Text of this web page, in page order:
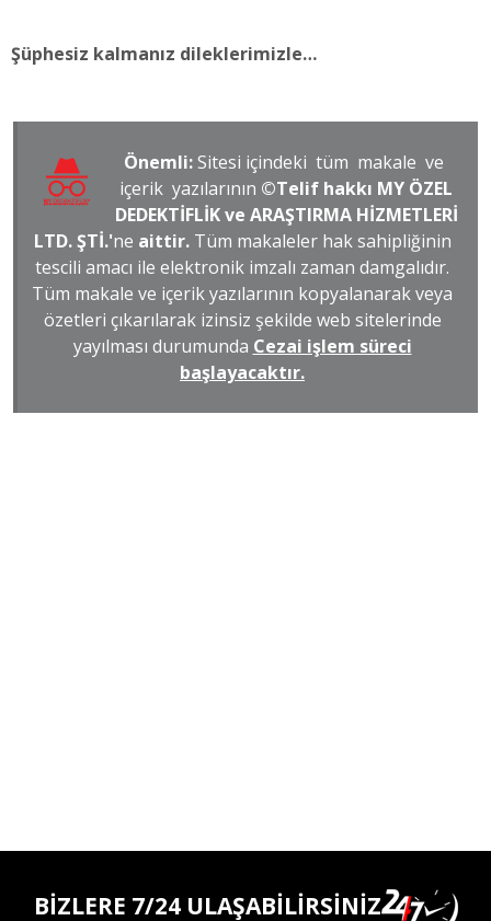
Şüphesiz kalmanız dileklerimizle…
Önemli:Sitesi içindeki tüm makale ve
içerik yazılarının ©Telif hakkı MY ÖZEL
DEDEKTİFLİK ve ARAŞTIRMA HİZMETLERİ
LTD. ŞTİ.'ne aittir. Tüm makaleler hak sahipliğinin
tescili amacı ile elektronik imzalı zaman damgalıdır.
Tüm makale ve içerik yazılarının kopyalanarak veya
özetleri çıkarılarak izinsiz şekilde web sitelerinde
yayılması durumunda Cezai işlem süreci
başlayacaktır.
BİZLERE 7/24 ULAŞABİLİRSİNİZ